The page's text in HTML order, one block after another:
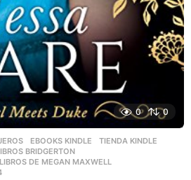
0 0
,EBOOKS KINDLE ,TIENDA KINDLE
BRIDGERTON
,LIBROS DE MEGAN MAXWELL